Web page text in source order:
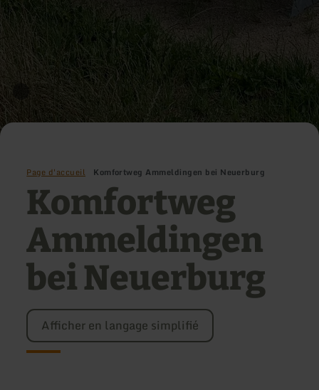
Page d'accueil Komfortweg Ammeldingen bei Neuerburg
Komfortweg
Ammeldingen
bei Neuerburg
Afficher en langage simplifié